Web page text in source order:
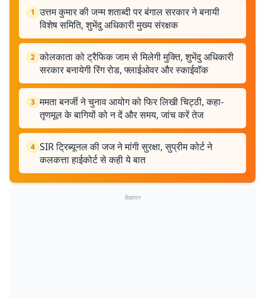
1 उत्तम कुमार की जन्म शताब्दी पर बंगाल सरकार ने बनायी
विशेष समिति, शुभेंदु अधिकारी मुख्य संरक्षक
2 कोलकाता को ट्रैफिक जाम से मिलेगी मुक्ति, शुभेंदु अधिकारी
सरकार बनायेगी रिंग रोड, फ्लाईओवर और स्काईवॉक
3 ममता बनर्जी ने चुनाव आयोग को फिर लिखी चिट्ठी, कहा-
तृणमूल के बागियों को न दें और समय, जांच करें तेज
4 SIR ट्रिब्यूनल की जज ने मांगी सुरक्षा, सुप्रीम कोर्ट ने
कलकत्ता हाईकोर्ट से कही ये बात
विज्ञापन